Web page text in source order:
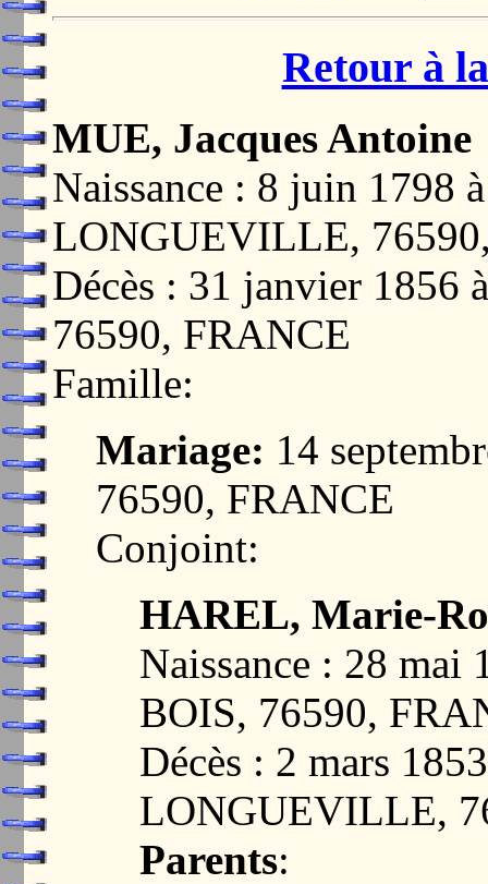
Retour à
MUE, Jacques Antoine
Naissance : 8 juin 1798
LONGUEVILLE,
Décès : 31 janvier
76590, FRANCE
Famille:
Mariage: 14
76590, FRANCE
Conjoint:
HAREL, Marie-
Naissance : 28
BOIS, 76590,
Décès : 2 mars
LONGUEVILLE,
Parents: